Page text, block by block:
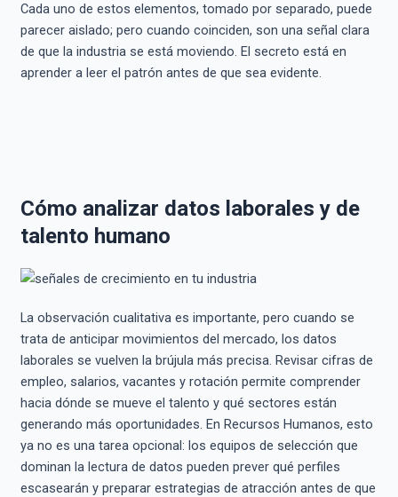
Cada uno de estos elementos, tomado por separado, puede
parecer aislado; pero cuando coinciden, son una señal clara
de que la industria se está moviendo. El secreto está en
aprender a leer el patrón antes de que sea evidente.
Cómo analizar datos laborales y de
talento humano
La observación cualitativa es importante, pero cuando se
trata de anticipar movimientos del mercado, los datos
laborales se vuelven la brújula más precisa. Revisar cifras de
empleo, salarios, vacantes y rotación permite comprender
hacia dónde se mueve el talento y qué sectores están
generando más oportunidades. En Recursos Humanos, esto
ya no es una tarea opcional: los equipos de selección que
dominan la lectura de datos pueden prever qué perfiles
escasearán y preparar estrategias de atracción antes de que